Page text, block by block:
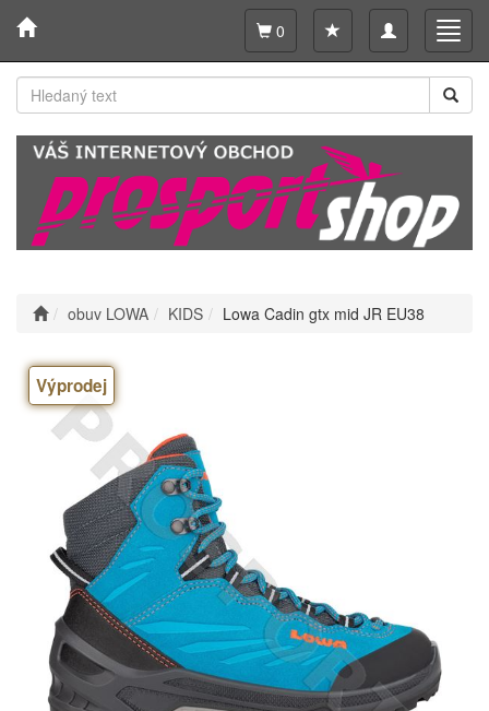
Toggle
navigation
0
obuv LOWA KIDS Lowa Cadin gtx mid JR EU38
Výprodej